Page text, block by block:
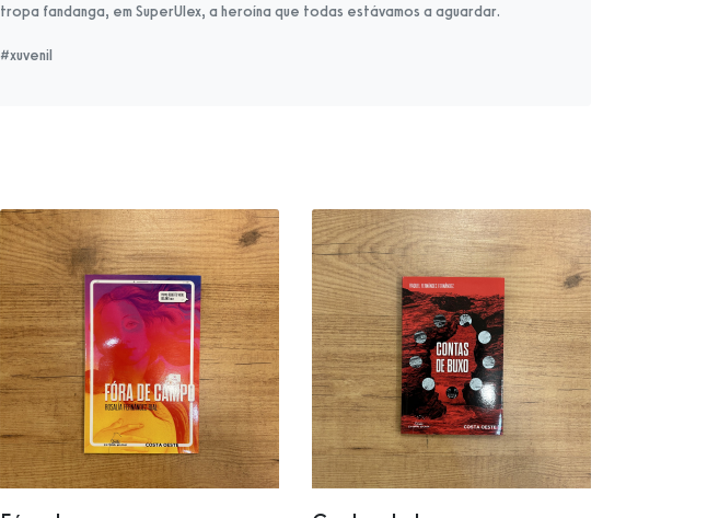
tropa fandanga, em SuperUlex, a heroína que todas estávamos a aguardar.
#xuvenil